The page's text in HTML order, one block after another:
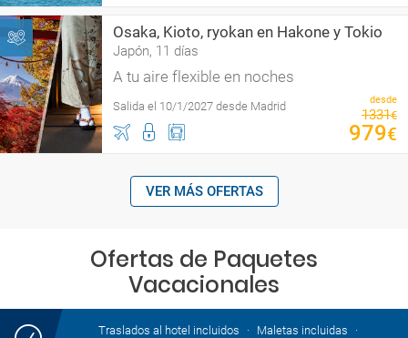
Osaka, Kioto, ryokan en Hakone y Tokio
Japón, 11 días
A tu aire flexible en noches
Salida el 10/1/2027 desde Madrid desde
1331€
979€
VER MÁS OFERTAS
Ofertas de Paquetes
Vacacionales
Traslados al hotel incluidos Maletas incluidas